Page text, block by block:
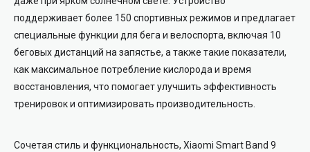
поддерживает более 150 спортивных режимов и предлагает
специальные функции для бега и велоспорта, включая 10
беговых дистанций на запястье, а также такие показатели,
как максимальное потребление кислорода и время
восстановления, что помогает улучшить эффективность
тренировок и оптимизировать производительность.
Сочетая стиль и функциональность, Xiaomi Smart Band 9